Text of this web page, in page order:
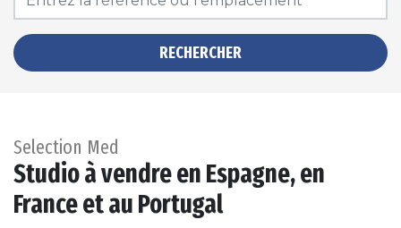
RECHERCHER
Selection Med
Studio à vendre en Espagne, en
France et au Portugal